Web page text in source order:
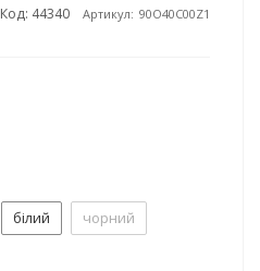
Код: 44340 Артикул: 90O40C00Z1
білий чорний